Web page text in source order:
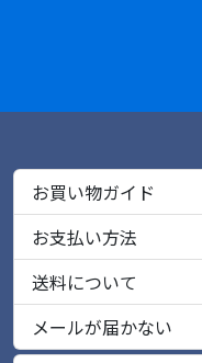
お買い物ガイド
お支払い方法
送料について
メールが届かない